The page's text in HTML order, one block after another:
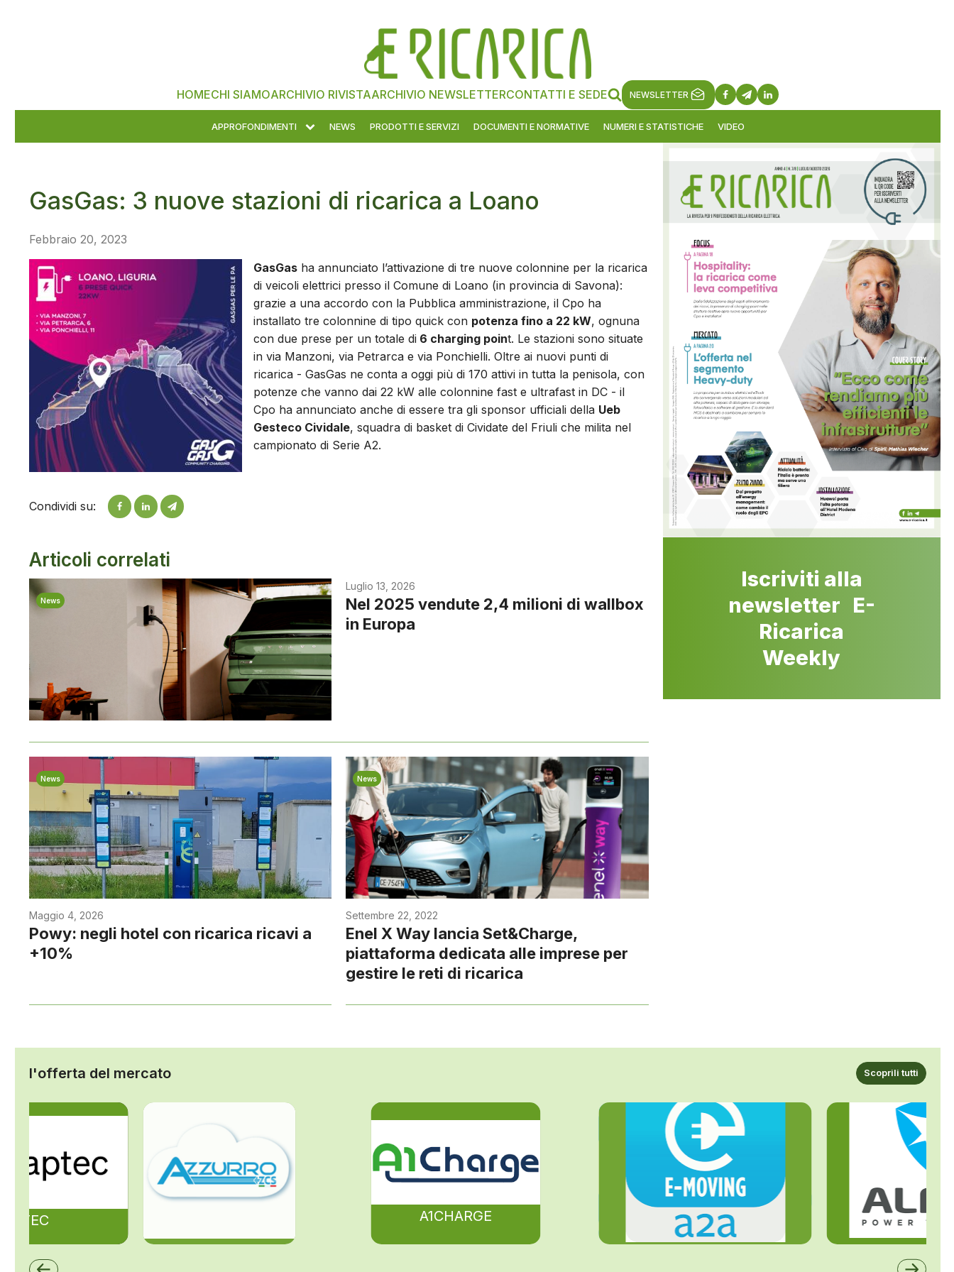
HOMECHI SIAMOARCHIVIO RIVISTAARCHIVIO NEWSLETTERCONTATTI E SEDE NEWSLETTER
APPROFONDIMENTI NEWS PRODOTTI E SERVIZI DOCUMENTI E NORMATIVE NUMERI E STATISTICHE VIDEO
GasGas: 3 nuove stazioni di ricarica a Loano
Febbraio 20, 2023
GasGas ha annunciato l’attivazione di tre nuove colonnine per la ricarica
di veicoli elettrici presso il Comune di Loano (in provincia di Savona):
grazie a una accordo con la Pubblica amministrazione, il Cpo ha
installato tre colonnine di tipo quick con potenza fino a 22 kW, ognuna
con due prese per un totale di 6 charging point. Le stazioni sono situate
in via Manzoni, via Petrarca e via Ponchielli. Oltre ai nuovi punti di
ricarica - GasGas ne conta a oggi più di 170 attivi in tutta la penisola, con
potenze che vanno dai 22 kW alle colonnine fast e ultrafast in DC - il
Cpo ha annunciato anche di essere tra gli sponsor ufficiali della Ueb
Gesteco Cividale, squadra di basket di Cividate del Friuli che milita nel
campionato di Serie A2.
Condividi su:
Articoli correlati
News
Luglio 13, 2026
Nel 2025 vendute 2,4 milioni di wallbox
in Europa
News
Maggio 4, 2026
Powy: negli hotel con ricarica ricavi a
+10%
News
Settembre 22, 2022
Enel X Way lancia Set&Charge,
piattaforma dedicata alle imprese per
gestire le reti di ricarica
Iscriviti alla
newsletter E-
Ricarica
Weekly
l'offerta del mercato Scoprili tutti
A1CHARGE
ZCS Azzurro